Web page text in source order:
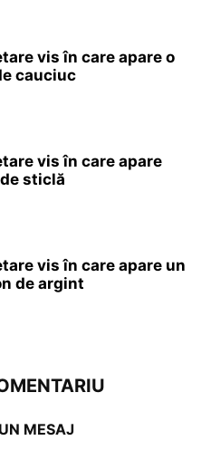
vis în care apare o
cauciuc
vis în care apare
sticlă
vis în care apare un
de argint
MESAJ